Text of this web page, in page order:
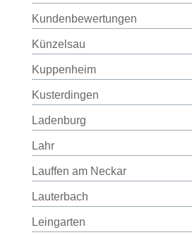
Kundenbewertungen
Künzelsau
Kuppenheim
Kusterdingen
Ladenburg
Lahr
Lauffen am Neckar
Lauterbach
Leingarten